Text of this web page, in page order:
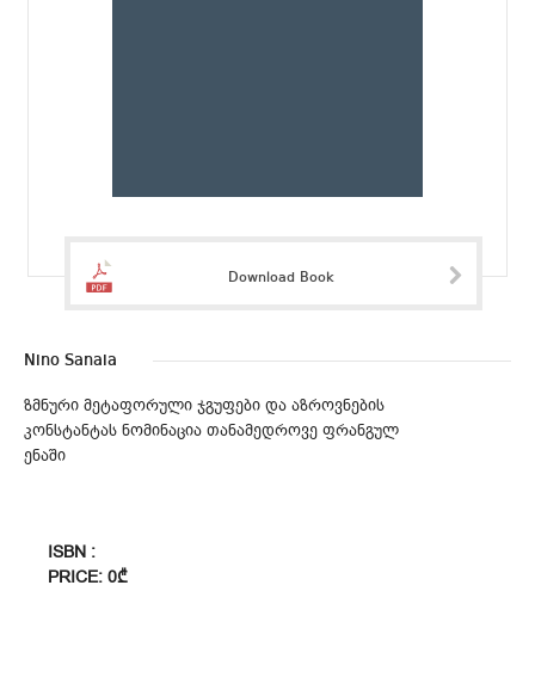
Download Book
Nino Sanaia
ზმნური მეტაფორული ჯგუფები და აზროვნების
კონსტანტას ნომინაცია თანამედროვე ფრანგულ
ენაში
ISBN :
PRICE: 0₾